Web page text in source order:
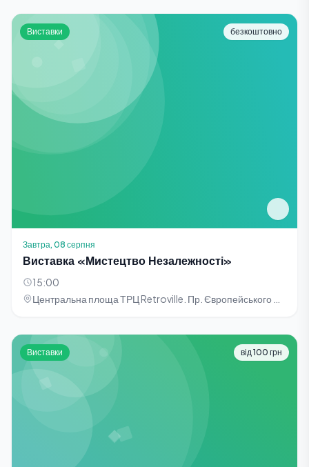
Виставки безкоштовно
Завтра, 08 серпня
Виставка «Мистецтво Незалежності»
15:00
Виставки від 100 грн